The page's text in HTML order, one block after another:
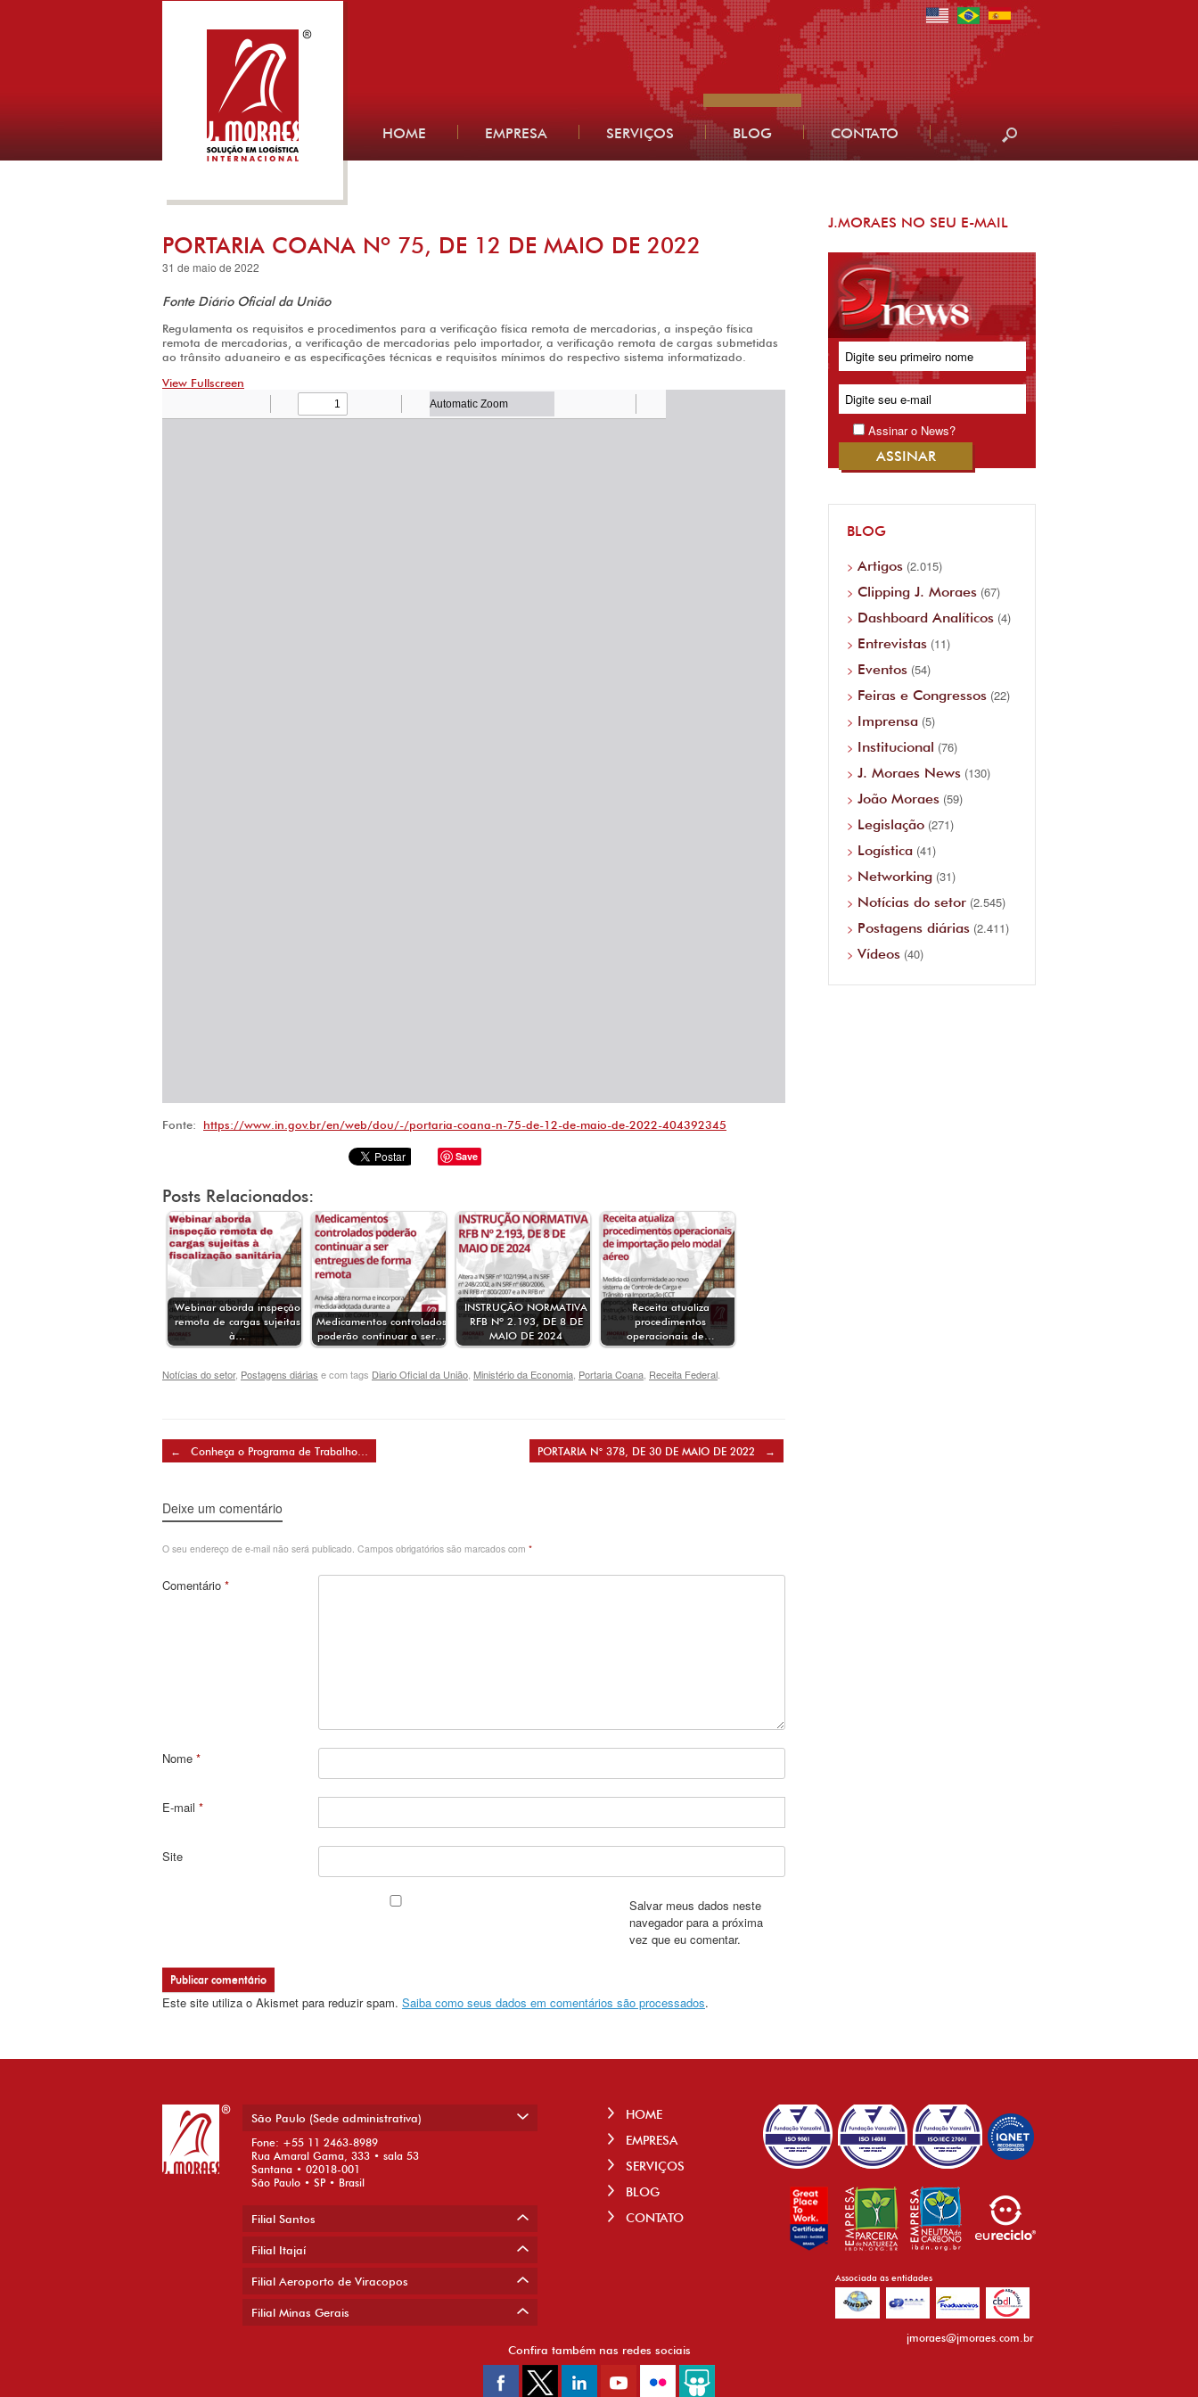
HOME EMPRESA SERVIÇOS BLOG CONTATO
PORTARIA COANA Nº 75, DE 12 DE MAIO DE 2022
31 de maio de 2022
Fonte Diário Oficial da União
Regulamenta os requisitos e procedimentos para a verificação física remota de mercadorias, a inspeção física
remota de mercadorias, a verificação de mercadorias pelo importador, a verificação remota de cargas submetidas
ao trânsito aduaneiro e as especificações técnicas e requisitos mínimos do respectivo sistema informatizado.
View Fullscreen
Fonte: https://www.in.gov.br/en/web/dou/-/portaria-coana-n-75-de-12-de-maio-de-2022-404392345
Save
Posts Relacionados:
Webinar aborda inspeção
remota de cargas sujeitas
à…
Medicamentos controlados
poderão continuar a ser…
INSTRUÇÃO NORMATIVA
RFB Nº 2.193, DE 8 DE
MAIO DE 2024
Receita atualiza
procedimentos
operacionais de…
Notícias do setor, Postagens diárias e com tags Diario Oficial da União Ministério da Economia Portaria Coana Receita Federal
Post navigation
← Conheça o Programa de Trabalho… PORTARIA N° 378, DE 30 DE MAIO DE 2022 →
Deixe um comentário
O seu endereço de e-mail não será publicado. Campos obrigatórios são marcados com *
Comentário *
Nome *
E-mail *
Site
Salvar meus dados neste
navegador para a próxima
vez que eu comentar.
Este site utiliza o Akismet para reduzir spam. Saiba como seus dados em comentários são processados.
J.MORAES NO SEU E-MAIL
Assinar o News?
BLOG
Artigos (2.015)
Clipping J. Moraes (67)
Dashboard Analíticos (4)
Entrevistas (11)
Eventos (54)
Feiras e Congressos (22)
Imprensa (5)
Institucional (76)
J. Moraes News (130)
João Moraes (59)
Legislação (271)
Logística (41)
Networking (31)
Notícias do setor (2.545)
Postagens diárias (2.411)
Vídeos (40)
São Paulo (Sede administrativa)
Fone: +55 11 2463-8989
Rua Amaral Gama, 333 • sala 53
Santana • 02018-001
São Paulo • SP • Brasil
Filial Santos
Filial Itajaí
Filial Aeroporto de Viracopos
Filial Minas Gerais
HOME
EMPRESA
SERVIÇOS
BLOG
CONTATO
Associada às entidades
jmoraes@jmoraes.com.br
Confira também nas redes sociais